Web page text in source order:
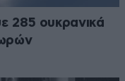
285 ουκρανικά